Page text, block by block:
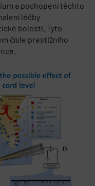
a pochopení těchto
léčby
bolesti. Tyto
čísle prestižního